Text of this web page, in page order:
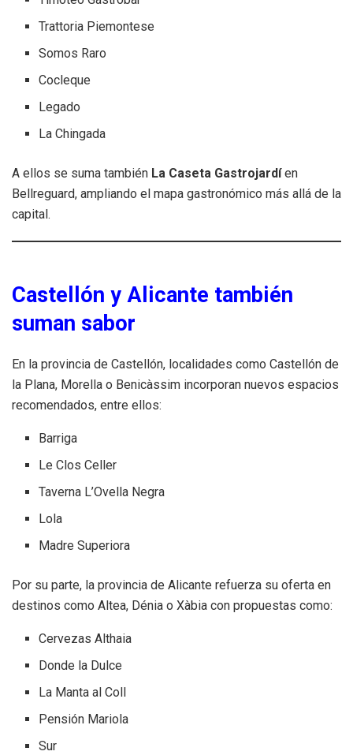
Trattoria Piemontese
Somos Raro
Cocleque
Legado
La Chingada
A ellos se suma también La Caseta Gastrojardíen
Bellreguard, ampliando el mapa gastronómico más allá de la
capital.
Castellón y Alicante también
suman sabor
En la provincia de Castellón, localidades como Castellón de
la Plana, Morella o Benicàssim incorporan nuevos espacios
recomendados, entre ellos:
Barriga
Le Clos Celler
Taverna L’Ovella Negra
Lola
Madre Superiora
Por su parte, la provincia de Alicante refuerza su oferta en
destinos como Altea, Dénia o Xàbia con propuestas como:
Cervezas Althaia
Donde la Dulce
La Manta al Coll
Pensión Mariola
Sur